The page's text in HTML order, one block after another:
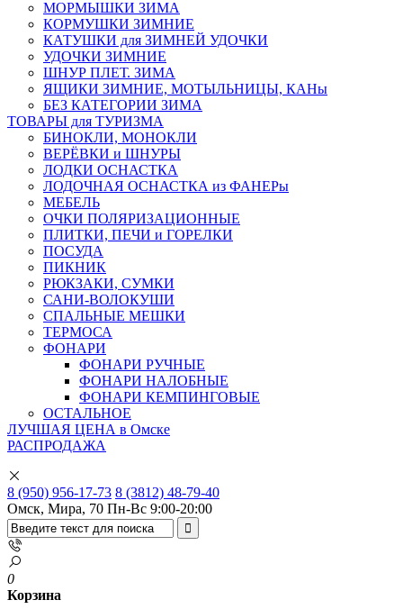
МОРМЫШКИ ЗИМА
КОРМУШКИ ЗИМНИЕ
КАТУШКИ для ЗИМНЕЙ УДОЧКИ
УДОЧКИ ЗИМНИЕ
ШНУР ПЛЕТ. ЗИМА
ЯЩИКИ ЗИМНИЕ, МОТЫЛЬНИЦЫ, КАНы
БЕЗ КАТЕГОРИИ ЗИМА
ТОВАРЫ для ТУРИЗМА
БИНОКЛИ, МОНОКЛИ
ВЕРЁВКИ и ШНУРЫ
ЛОДКИ ОСНАСТКА
ЛОДОЧНАЯ ОСНАСТКА из ФАНЕРы
МЕБЕЛЬ
ОЧКИ ПОЛЯРИЗАЦИОННЫЕ
ПЛИТКИ, ПЕЧИ и ГОРЕЛКИ
ПОСУДА
ПИКНИК
РЮКЗАКИ, СУМКИ
САНИ-ВОЛОКУШИ
СПАЛЬНЫЕ МЕШКИ
ТЕРМОСА
ФОНАРИ
ФОНАРИ РУЧНЫЕ
ФОНАРИ НАЛОБНЫЕ
ФОНАРИ КЕМПИНГОВЫЕ
ОСТАЛЬНОЕ
ЛУЧШАЯ ЦЕНА в Омске
РАСПРОДАЖА
8 (950) 956-17-73 8 (3812) 48-79-40
Омск, Мира, 70 Пн-Вс 9:00-20:00
0
Корзина